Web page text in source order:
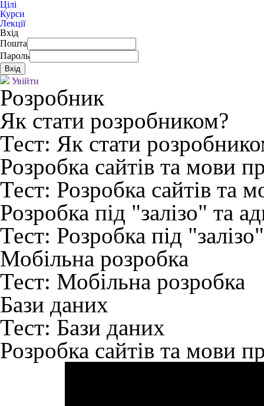
Цілі
Курси
Лекції
Вхід
Пошта
Пароль
Увійти
Розробник
Як стати розробником?
Тест: Як стати
Розробка сайтів та мови
Тест: Розробка сайтів та
Розробка під "залізо" та
Тест: Розробка під
Мобільна розробка
Тест: Мобільна розробка
Бази даних
Тест: Бази даних
Розробка сайтів та мови